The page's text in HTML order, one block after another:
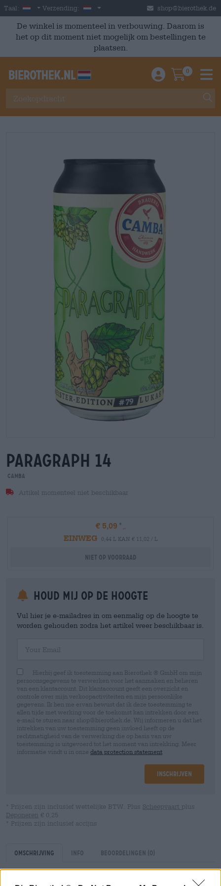
Skip to main content
Taal: Dutch
Verzending: Nederland shop@bierothek.de
De winkel is momenteel in verbouwing. Daarom is
het op dit moment niet mogelijk om bestellingen te
plaatsen.
Einloggen /
0
paragraph 14
Camba
Artikel momenteel niet beschikbaar
€ 5,09
EINWEG
0,44 L KAN € 11,02 / L
Niet op voorraad
Houd mij op de hoogte
Vul hier je e-mailadres in om eenmalig op de hoogte te
worden gehouden zodra het artikel weer beschikbaar is.
Hierbij geef ik toestemming aan Bierothek ® GmbH om mijn
persoonsgegevens te verwerken voor het aanmaken en beheren
van een klantaccount. Dit klantaccount geeft een overzicht en
controle over mijn verkoopactiviteiten en mijn persoonlijke
gegevens. Ik ben me ervan bewust dat ik deze toestemming te
allen tijde met werking voor de toekomst kan intrekken door een
e-mail te sturen naar shop@bierothek.de. Wij informeren u dat het
intrekken van uw toestemming geen invloed heeft op de
rechtmatigheid van de verwerking die op basis van uw
toestemming is uitgevoerd tot het moment van intrekking. Meer
informatie vindt u in onze data protection statement
Inschrijven
* Prijzen zijn inclusief wettelijke BTW. Plus Scheepvaart plus
Deponeren € 0,25
* Prijzen zijn inclusief accijns
Omschrijving Info Beoordelingen (0)